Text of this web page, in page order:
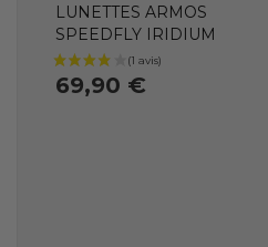
LUNETTES ARMOS
SPEEDFLY IRIDIUM
69,90 €